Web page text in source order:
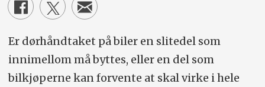
Er dørhåndtaket på biler en slitedel som
innimellom må byttes, eller en del som
bilkjøperne kan forvente at skal virke i hele